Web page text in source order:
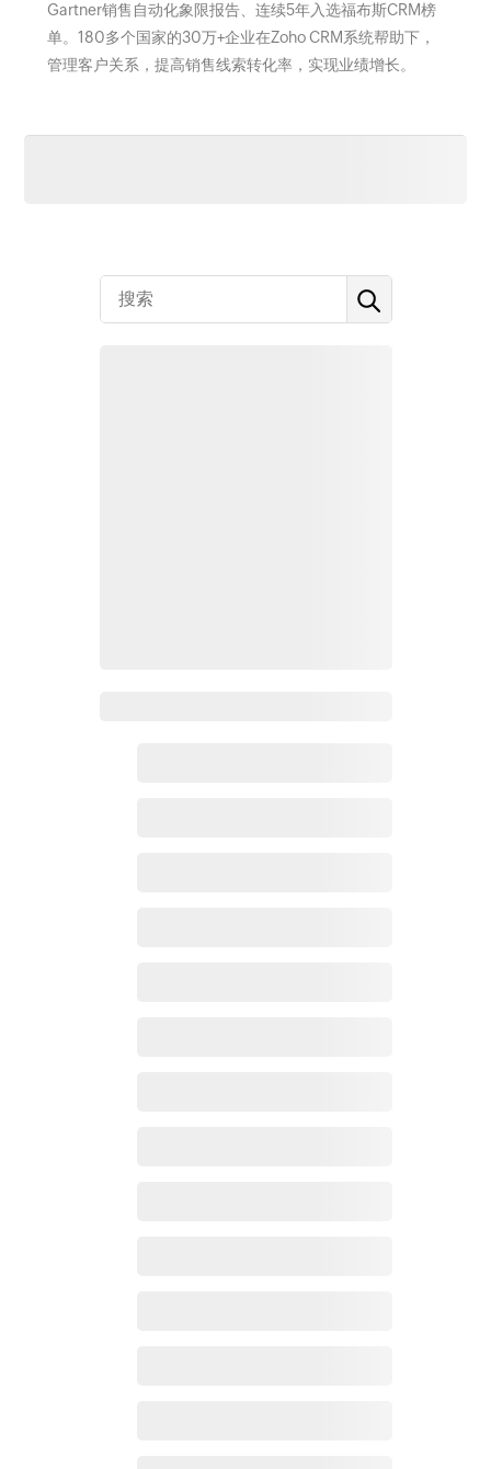
Gartner销售自动化象限报告、连续5年入选福布斯CRM榜
单。180多个国家的30万+企业在Zoho CRM系统帮助下，
管理客户关系，提高销售线索转化率，实现业绩增长。